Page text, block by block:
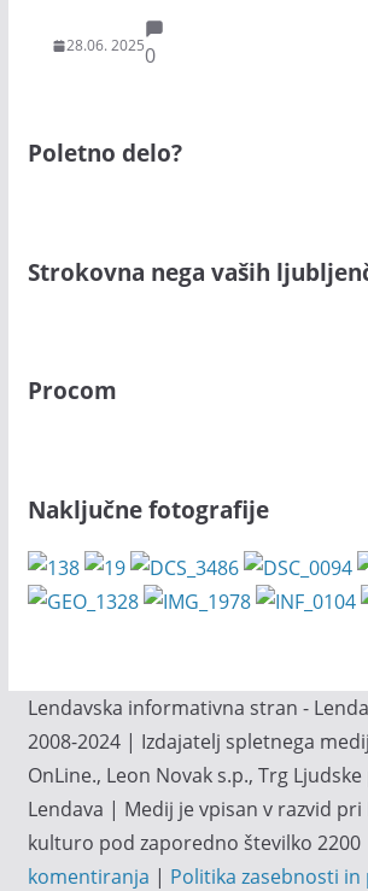
28.06. 20250
Poletno delo?
Strokovna nega vaših
Procom
Naključne fotografije
Lendavska informativna stran -
2008-2024 | Izdajatelj spletnega
OnLine., Leon Novak s.p., Trg
Lendava | Medij je vpisan v razvid
kulturo pod zaporedno številko 2200
komentiranja | Politika zasebnosti in